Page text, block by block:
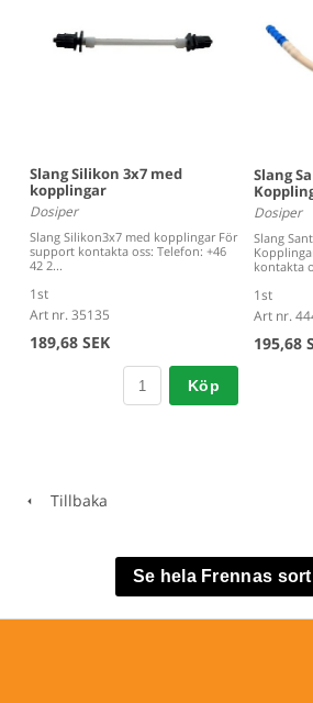
Slang Silikon 3x7 med
kopplingar
Dosiper
Slang Silikon3x7 med kopplingar För
support kontakta oss: Telefon: +46
42 2...
1st
Art nr. 35135
189,68 SEK
Köp
Slang
Dosiper
Slang
kontakta
1st
Art nr.
195,68
Tillbaka
Se hela Frennas